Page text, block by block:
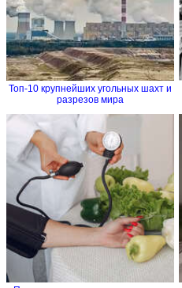
Топ-10 крупнейших угольных шахт и
разрезов мира